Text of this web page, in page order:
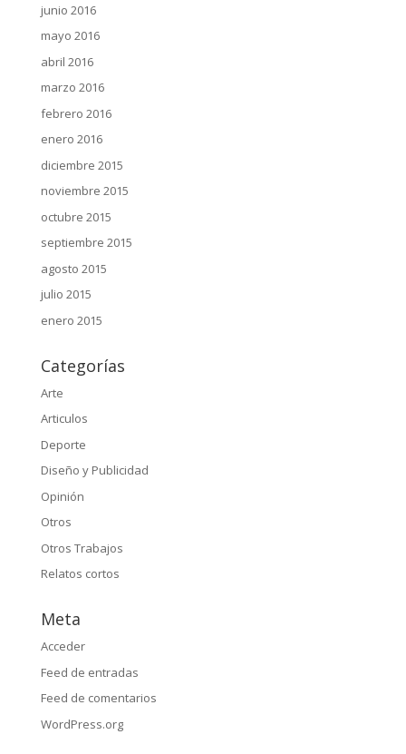
junio 2016
mayo 2016
abril 2016
marzo 2016
febrero 2016
enero 2016
diciembre 2015
noviembre 2015
octubre 2015
septiembre 2015
agosto 2015
julio 2015
enero 2015
Categorías
Arte
Articulos
Deporte
Diseño y Publicidad
Opinión
Otros
Otros Trabajos
Relatos cortos
Meta
Acceder
Feed de entradas
Feed de comentarios
WordPress.org